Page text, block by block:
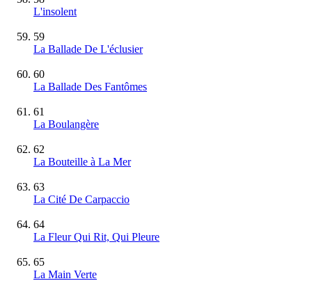
L'insolent
59
La Ballade De L'éclusier
60
La Ballade Des Fantômes
61
La Boulangère
62
La Bouteille à La Mer
63
La Cité De Carpaccio
64
La Fleur Qui Rit, Qui Pleure
65
La Main Verte